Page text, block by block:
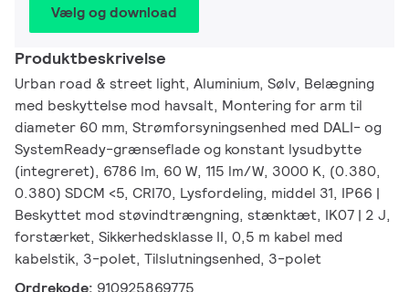
Vælg og download
Produktbeskrivelse
Urban road & street light, Aluminium, Sølv, Belægning
med beskyttelse mod havsalt, Montering for arm til
diameter 60 mm, Strømforsyningsenhed med DALI- og
SystemReady-grænseflade og konstant lysudbytte
(integreret), 6786 lm, 60 W, 115 lm/W, 3000 K, (0.380,
0.380) SDCM <5, CRI70, Lysfordeling, middel 31, IP66 |
Beskyttet mod støvindtrængning, stænktæt, IK07 | 2 J,
forstærket, Sikkerhedsklasse II, 0,5 m kabel med
kabelstik, 3-polet, Tilslutningsenhed, 3-polet
Ordrekode: 910925869775